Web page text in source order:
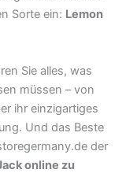
Sorte ein: Lemon
Sie alles, was
müssen – von
ihr einzigartiges
Und das Beste
der
online zu